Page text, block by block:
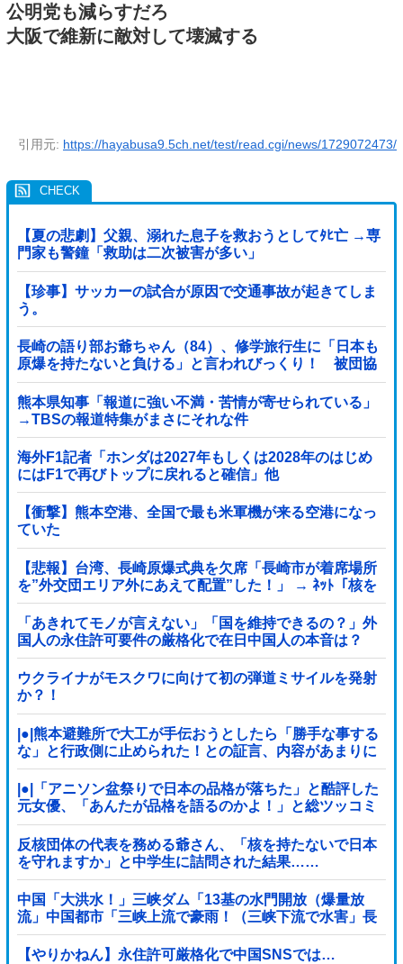
公明党も減らすだろ
大阪で維新に敵対して壊滅する
引用元: https://hayabusa9.5ch.net/test/read.cgi/news/1729072473/
【夏の悲劇】父親、溺れた息子を救おうとしてﾀﾋ亡 →専
門家も警鐘「救助は二次被害が多い」
【珍事】サッカーの試合が原因で交通事故が起きてしま
う。
長崎の語り部お爺ちゃん（84）、修学旅行生に「日本も
原爆を持たないと負ける」と言われびっくり！ 被団協
代表（85）も中学生に「核を持たないで日本...
熊本県知事「報道に強い不満・苦情が寄せられている」
→TBSの報道特集がまさにそれな件
海外F1記者「ホンダは2027年もしくは2028年のはじめ
にはF1で再びトップに戻れると確信」他
【衝撃】熊本空港、全国で最も米軍機が来る空港になっ
ていた
【悲報】台湾、長崎原爆式典を欠席「長崎市が着席場所
を”外交団エリア外にあえて配置”した！」 → ﾈｯﾄ「核を
持つ中国に屈指した！」「失礼すぎ」「台湾は筋通し
た！」ｗｗｗｗｗ
「あきれてモノが言えない」「国を維持できるの？」外
国人の永住許可要件の厳格化で在日中国人の本音は？
ウクライナがモスクワに向けて初の弾道ミサイルを発射
か？！
|●|熊本避難所で大工が手伝おうとしたら「勝手な事する
な」と行政側に止められた！との証言、内容があまりに
胡散臭すぎた結果……
|●|「アニソン盆祭りで日本の品格が落ちた」と酷評した
元女優、「あんたが品格を語るのかよ！」と総ツッコミ
を食らってしまい……
反核団体の代表を務める爺さん、「核を持たないで日本
を守れますか」と中学生に詰問された結果……
中国「大洪水！」三峡ダム「13基の水門開放（爆量放
流」中国都市「三峡上流で豪雨！（三峡下流で水害」長
江と黄河「同時氾濫危機」台風13号「中国本土...
【やりかねん】永住許可厳格化で中国SNSでは…